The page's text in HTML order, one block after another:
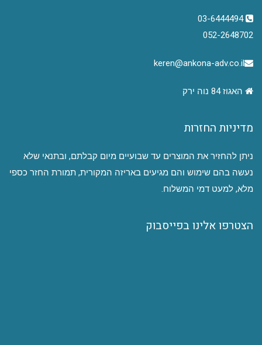
03-6444494
052-2648702
keren@ankona-adv.co.il
האגוז 84 נוה ירק
מדיניות החזרות
ניתן להחזיר את המוצרים עד שבועיים מיום קבלתם, ובתנאי שלא
נעשה בהם שימוש והם מגיעים באריזה המקורית, תמורת החזר כספי
מלא, למעט דמי המשלוח.
הצטרפו אלינו בפייסבוק